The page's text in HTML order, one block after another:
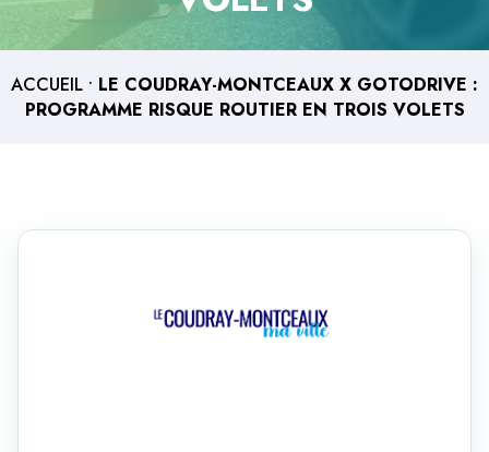
ACCUEIL • LE COUDRAY-MONTCEAUX X GOTODRIVE :
PROGRAMME RISQUE ROUTIER EN TROIS VOLETS